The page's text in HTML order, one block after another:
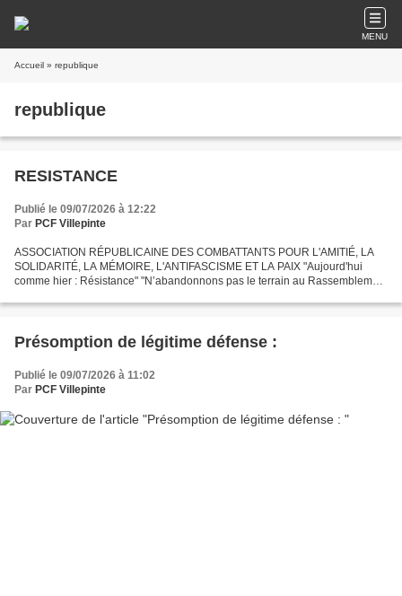
MENU
Accueil » republique
republique
RESISTANCE
Publié le 09/07/2026 à 12:22
Par PCF Villepinte
ASSOCIATION RÉPUBLICAINE DES COMBATTANTS POUR L'AMITIÉ, LA
SOLIDARITÉ, LA MÉMOIRE, L'ANTIFASCISME ET LA PAIX "Aujourd'hui
comme hier : Résistance" "N’abandonnons pas le terrain au Rassemblement
Présomption de légitime défense :
Publié le 09/07/2026 à 11:02
Par PCF Villepinte